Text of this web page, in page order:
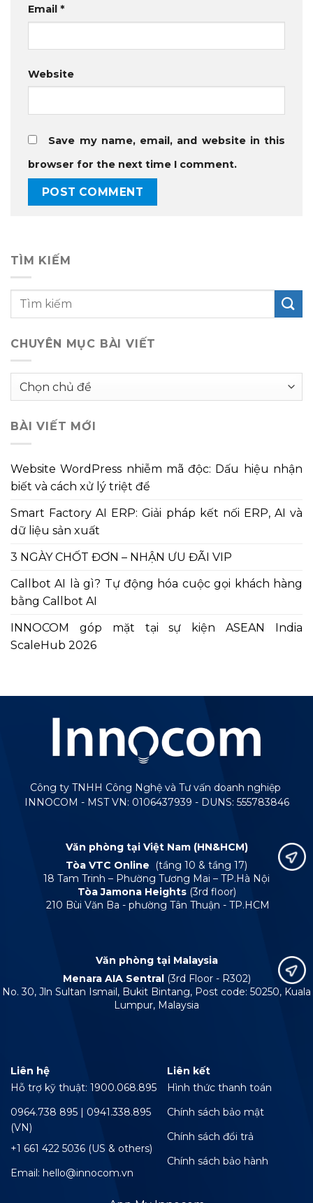
Email *
Website
Save my name, email, and website in this
browser for the next time I comment.
TÌM KIẾM
CHUYÊN MỤC BÀI VIẾT
Chuyên
viết
BÀI VIẾT MỚI
Website WordPress nhiễm mã độc: Dấu hiệu nhận
biết và cách xử lý triệt để
Smart Factory AI ERP: Giải pháp kết nối ERP, AI và
dữ liệu sản xuất
3 NGÀY CHỐT ĐƠN – NHẬN ƯU ĐÃI VIP
Callbot AI là gì? Tự động hóa cuộc gọi khách hàng
bằng Callbot AI
INNOCOM góp mặt tại sự kiện ASEAN India
ScaleHub 2026
Công ty TNHH Công Nghệ và Tư vấn doanh nghiệp
INNOCOM - MST VN: 0106437939 - DUNS: 555783846
Văn phòng tại Việt Nam (HN&HCM)
Tòa VTC Online
(tầng 10 & tầng 17)
18 Tam Trinh – Phường Tương Mai – TP.Hà Nội
Tòa Jamona Heights (3rd floor)
210 Bùi Văn Ba - phường Tân Thuận - TP.HCM
Văn phòng tại Malaysia
Menara AIA Sentral (3rd Floor - R302)
No. 30, Jln Sultan Ismail, Bukit Bintang, Post code: 50250, Kuala
Lumpur, Malaysia
Liên hệ
Hỗ trợ kỹ thuật: 1900.068.895
0964.738 895 | 0941.338.895
(VN)
+1 661 422 5036 (US & others)
Email: hello@innocom.vn
Liên kết
Hình thức thanh toán
Chính sách bảo mật
Chính sách đổi trả
Chính sách bảo hành